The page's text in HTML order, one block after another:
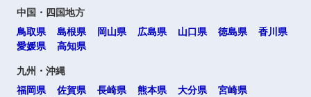
中国・四国地方
鳥取県
島根県 岡山県 広島県 山口県 徳島県
香川県
愛媛県
高知県
九州・沖縄
福岡県
佐賀県 長崎県 熊本県 大分県
宮崎県